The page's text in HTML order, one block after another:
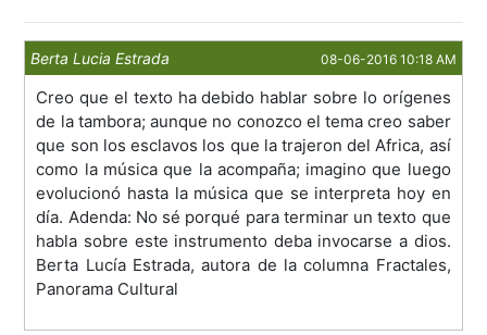
Berta Lucia Estrada 08-06-2016 10:18 AM
Creo que el texto ha debido hablar sobre lo orígenes
de la tambora; aunque no conozco el tema creo saber
que son los esclavos los que la trajeron del Africa, así
como la música que la acompaña; imagino que luego
evolucionó hasta la música que se interpreta hoy en
día. Adenda: No sé porqué para terminar un texto que
habla sobre este instrumento deba invocarse a dios.
Berta Lucía Estrada, autora de la columna Fractales,
Panorama Cultural